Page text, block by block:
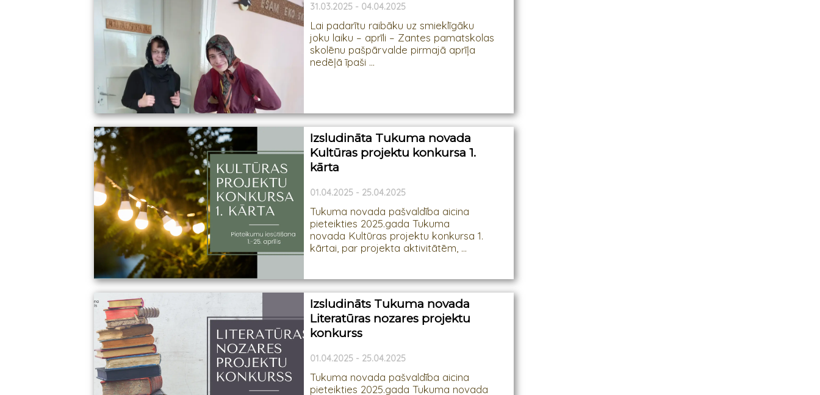
31.03.2025 - 04.04.2025
Lai padarītu raibāku uz smieklīgāku
joku laiku – aprīli – Zantes pamatskolas
skolēnu pašpārvalde pirmajā aprīļa
nedēļā īpaši ...
Izsludināta Tukuma novada
Kultūras projektu konkursa 1.
kārta
01.04.2025 - 25.04.2025
Tukuma novada pašvaldība aicina
pieteikties 2025.gada Tukuma
novada Kultūras projektu konkursa 1.
kārtai, par projekta aktivitātēm, ...
Izsludināts Tukuma novada
Literatūras nozares projektu
konkurss
01.04.2025 - 25.04.2025
Tukuma novada pašvaldība aicina
pieteikties 2025.gada Tukuma novada